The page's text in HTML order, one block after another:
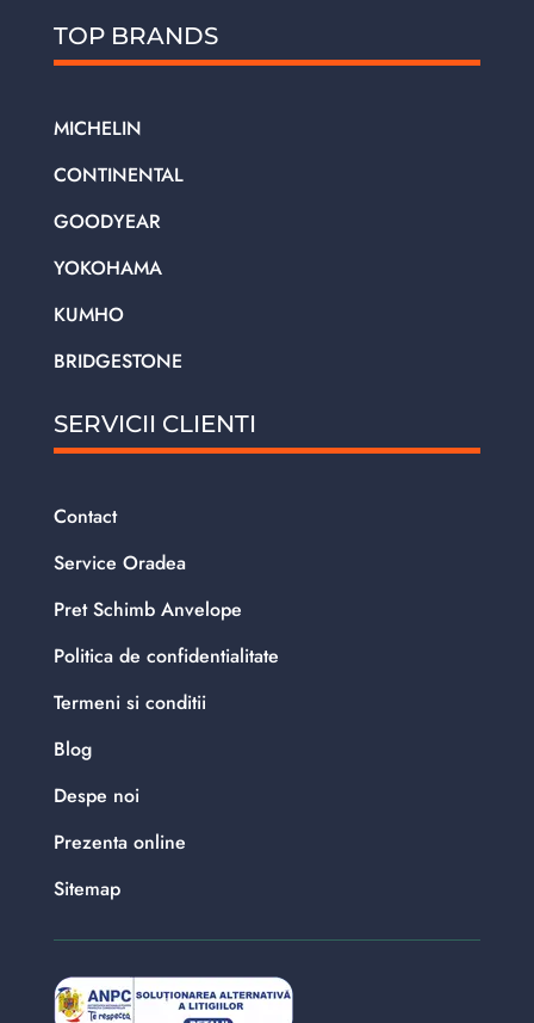
TOP BRANDS
MICHELIN
CONTINENTAL
GOODYEAR
YOKOHAMA
KUMHO
BRIDGESTONE
SERVICII CLIENTI
Contact
Service Oradea
Pret Schimb Anvelope
Politica de confidentialitate
Termeni si conditii
Blog
Despe noi
Prezenta online
Sitemap